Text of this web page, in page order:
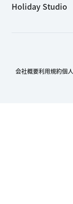
Holiday Studio
会社概要利用規約個